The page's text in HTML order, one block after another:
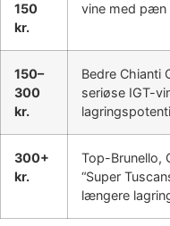
150
kr.
vine med pæn
150–
300
kr.
Bedre Chianti
seriøse IGT-
300+
kr.
Top-Brunello,
“Super
længere